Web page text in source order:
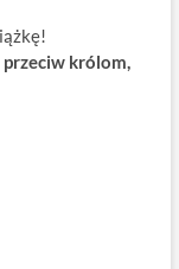
przeciw królom,